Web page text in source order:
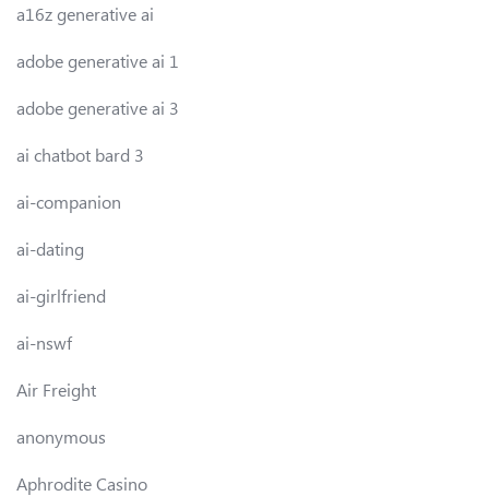
a16z generative ai
adobe generative ai 1
adobe generative ai 3
ai chatbot bard 3
ai-companion
ai-dating
ai-girlfriend
ai-nswf
Air Freight
anonymous
Aphrodite Casino